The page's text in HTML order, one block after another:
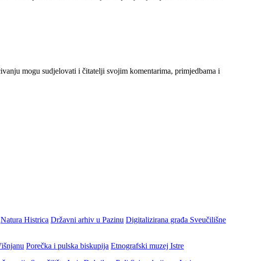
mogu sudjelovati i čitatelji svojim komentarima, primjedbama i
Natura Histrica Državni arhiv u Pazinu Digitalizirana građa Sveučilišne
Porečka i pulska biskupija Etnografski muzej Istre